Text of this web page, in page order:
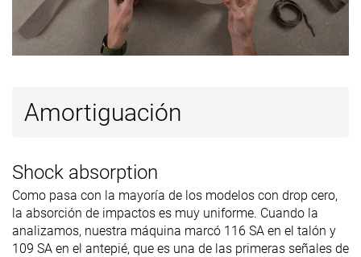
Amortiguación
Shock absorption
Como pasa con la mayoría de los modelos con drop cero,
la absorción de impactos es muy uniforme. Cuando la
analizamos, nuestra máquina marcó 116 SA en el talón y
109 SA en el antepié, que es una de las primeras señales de